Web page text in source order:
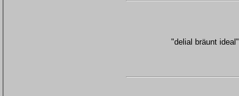
"delial bräunt ideal"